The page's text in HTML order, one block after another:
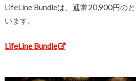
LifeLine Bundleは、通常20,900円の
います。
LifeLine Bundle